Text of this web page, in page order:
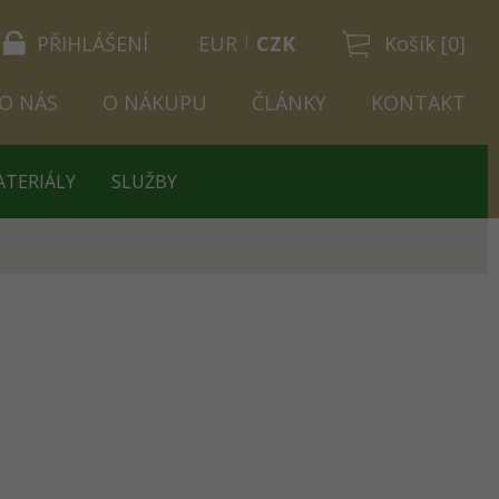
PŘIHLÁŠENÍ Košík [0]
EUR CZK
O NÁS O NÁKUPU ČLÁNKY KONTAKT
SLUŽBY